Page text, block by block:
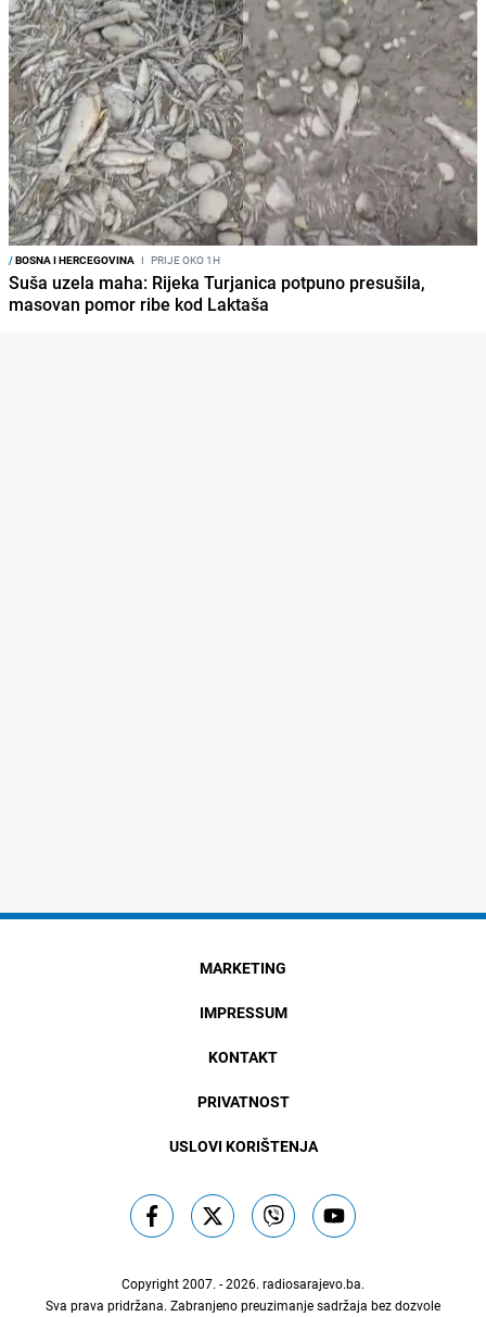
/BOSNA I HERCEGOVINA I PRIJE OKO 1H
Suša uzela maha: Rijeka Turjanica potpuno presušila,
masovan pomor ribe kod Laktaša
MARKETING
IMPRESSUM
KONTAKT
PRIVATNOST
USLOVI KORIŠTENJA
Copyright 2007. - 2026. radiosarajevo.ba.
Sva prava pridržana. Zabranjeno preuzimanje sadržaja bez dozvole